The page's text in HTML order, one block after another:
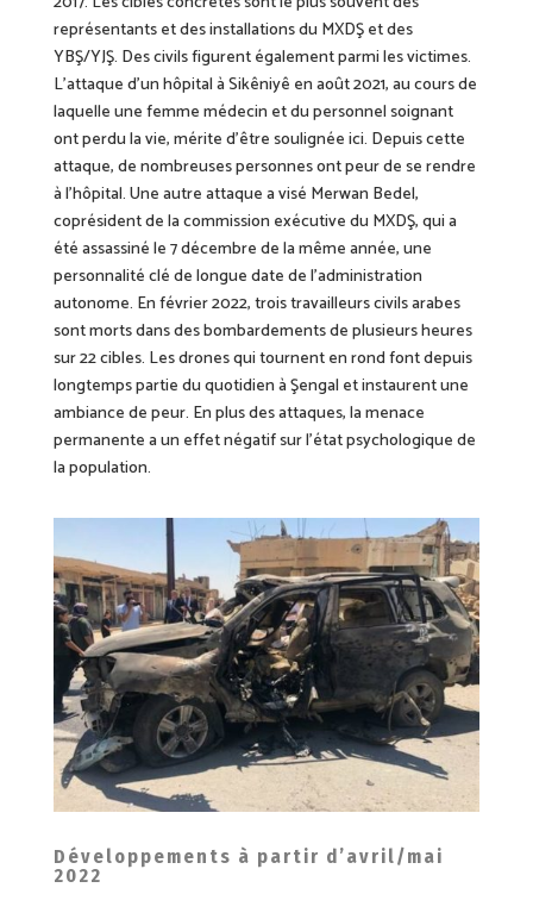
représentants et des installations du MXDŞ et des
YBŞ/YJŞ. Des civils figurent également parmi les victimes.
L’attaque d’un hôpital à Sikêniyê en août 2021, au cours de
laquelle une femme médecin et du personnel soignant
ont perdu la vie, mérite d’être soulignée ici. Depuis cette
attaque, de nombreuses personnes ont peur de se rendre
à l’hôpital. Une autre attaque a visé Merwan Bedel,
coprésident de la commission exécutive du MXDŞ, qui a
été assassiné le 7 décembre de la même année, une
personnalité clé de longue date de l’administration
autonome. En février 2022, trois travailleurs civils arabes
sont morts dans des bombardements de plusieurs heures
sur 22 cibles. Les drones qui tournent en rond font depuis
longtemps partie du quotidien à Şengal et instaurent une
ambiance de peur. En plus des attaques, la menace
permanente a un effet négatif sur l’état psychologique de
la population.
Développements à partir d’avril/mai
2022